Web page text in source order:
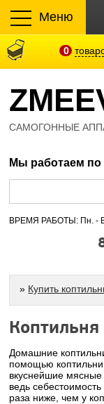
Меню
0
САМОГОННЫЕ
Мы работаем по
ВРЕМЯ РАБОТЫ: Пн. -
» Купить
Домашние
помощью коптильни
вкуснейшие мясные
ведь
раза ниже, чем у